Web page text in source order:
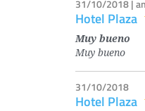
31/10/2018 |
Hotel Plaza
Muy bueno
Muy bueno
31/10/2018
Hotel Plaza